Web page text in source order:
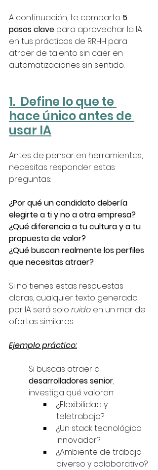
A continuación, te comparto 5
pasos clave para aprovechar la IA
en tus prácticas de RRHH para
atraer de talento sin caer en
automatizaciones sin sentido.
1.  Define lo que te
hace único antes de
usar IA
Antes de pensar en herramientas,
necesitas responder estas
preguntas:
¿Por qué un candidato debería
elegirte a ti y no a otra empresa?
¿Qué diferencia a tu cultura y a tu
propuesta de valor?
¿Qué buscan realmente los perfiles
que necesitas atraer?
Si no tienes estas respuestas
claras, cualquier texto generado
por IA será solo ruido en un mar de
ofertas similares.
Ejemplo práctico:
Si buscas atraer a
desarrolladores senior,
investiga qué valoran:
¿Flexibilidad y
teletrabajo?
¿Un stack tecnológico
innovador?
¿Ambiente de trabajo
diverso y colaborativo?